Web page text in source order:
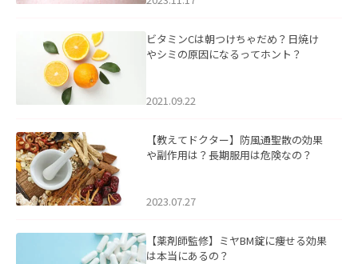
ビタミンCは朝つけちゃだめ？日焼け
やシミの原因になるってホント？
2021.09.22
【教えてドクター】防風通聖散の効果
や副作用は？長期服用は危険なの？
2023.07.27
【薬剤師監修】ミヤBM錠に痩せる効果
は本当にあるの？